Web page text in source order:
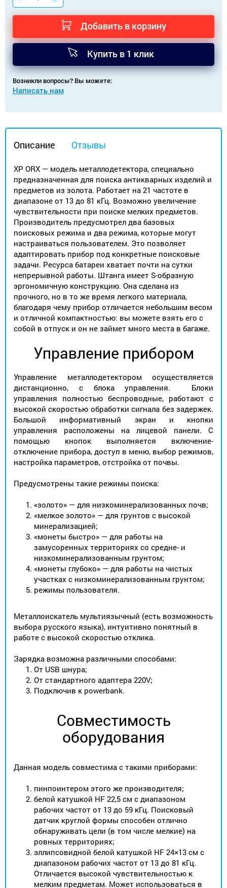
Добавить в корзину
Купить в 1 клик
Возникли вопросы? Вы можете:
Написать нам
Описание Отзывы
XP ORX — модель металлодетектора, специально
предназначенная для поиска антикварных изделий и
предметов из золота. Работает на 21 частоте в
диапазоне от 13 до 81 кГц. Возможно увеличение
чувствительности при поиске мелких предметов.
Производитель предусмотрел два базовых
поисковых режима и два режима, которые могут
настраиваться пользователем. Это позволяет
адаптировать прибор под конкретные поисковые
задачи. Ресурса батареи хватает почти на сутки
непрерывной работы. Штанга имеет S-образную
эргономичную конструкцию. Она сделана из
прочного, но в то же время легкого материала,
благодаря чему прибор отличается небольшим весом
и отличной компактностью: вы можете взять его с
собой в отпуск и он не займет много места в багаже.
Управление прибором
Управление металлодетектором осуществляется
дистанционно, с блока управления. Блоки
управления полностью беспроводные, работают с
высокой скоростью обработки сигнала без задержек.
Большой информативный экран и кнопки
управления расположены на лицевой панели. С
помощью кнопок выполняется включение-
отключение прибора, доступ в меню, выбор режимов,
настройка параметров, отстройка от почвы.
Предусмотрены такие режимы поиска:
«золото» — для низкоминерализованных почв;
«мелкое золото» — для грунтов с высокой
минерализацией;
«монеты быстро» — для работы на
замусоренных территориях со средне- и
низкоминерализованным грунтом;
«монеты глубоко» — для работы на чистых
участках с низкоминерализованным грунтом;
режимы пользователя.
Металлоискатель мультиязычный (есть возможность
выбора русского языка), интуитивно понятный в
работе с высокой скоростью отклика.
Зарядка возможна различными способами:
От USB шнура;
От стандартного адаптера 220V;
Подключив к powerbank.
Совместимость
оборудования
Данная модель совместима с такими приборами:
пинпоинтером этого же производителя;
белой катушкой HF 22,5 см с диапазоном
рабочих частот от 13 до 59 кГц. Поисковый
датчик круглой формы способен отлично
обнаруживать цели (в том числе мелкие) на
ровных территориях;
эллипсовидной белой катушкой HF 24×13 см с
диапазоном рабочих частот от 13 до 81 кГц.
Отличается высокой чувствительностью к
мелким предметам. Может использоваться в